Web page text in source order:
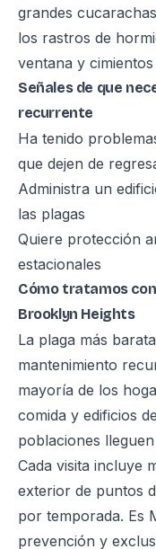
grandes
los rastros de
ventana y
Señales de que
recurrente
Ha tenido
que dejen de
Administra un
las plagas
Quiere protección
estacionales
Cómo tratamos
Brooklyn Heights
La plaga más
mantenimiento
mayoría de los
comida y edificios
poblaciones
Cada visita incluye
exterior de puntos
por temporada. Es
prevención y